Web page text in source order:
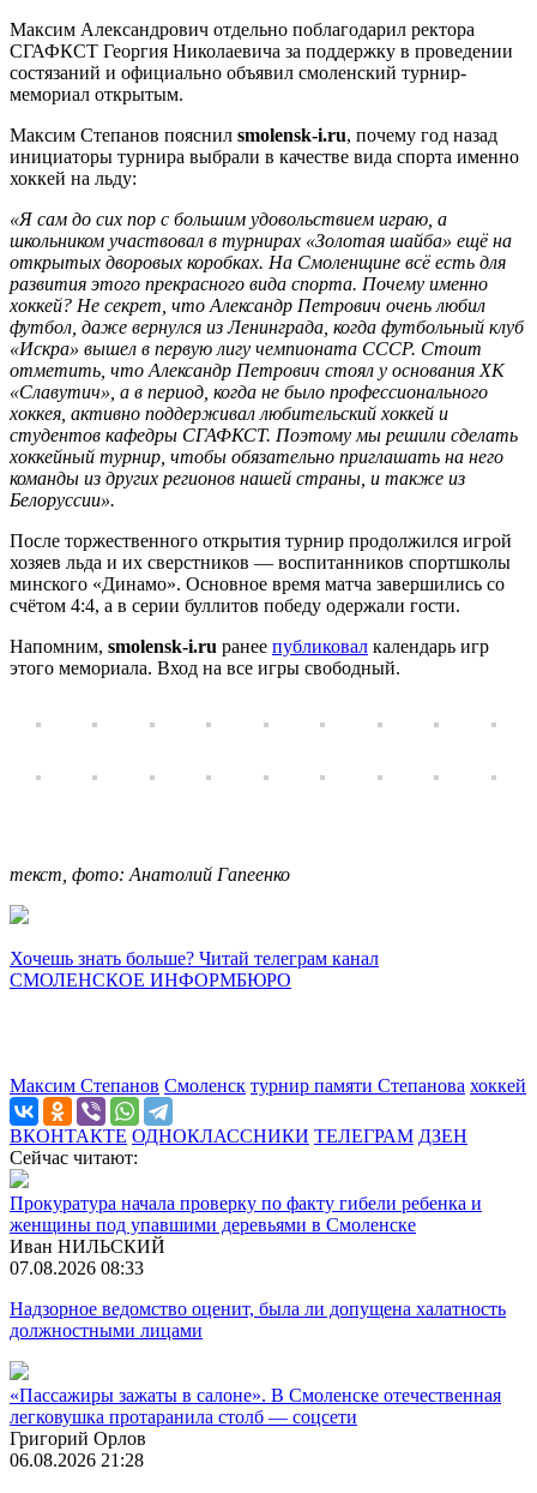
Максим Александрович отдельно поблагодарил ректора
СГАФКСТ Георгия Николаевича за поддержку в проведении
состязаний и официально объявил смоленский турнир-
мемориал открытым.
Максим Степанов пояснил smolensk-i.ru, почему год назад
инициаторы турнира выбрали в качестве вида спорта именно
хоккей на льду:
«Я сам до сих пор с большим удовольствием играю, а
школьником участвовал в турнирах «Золотая шайба» ещё на
открытых дворовых коробках. На Смоленщине всё есть для
развития этого прекрасного вида спорта. Почему именно
хоккей? Не секрет, что Александр Петрович очень любил
футбол, даже вернулся из Ленинграда, когда футбольный клуб
«Искра» вышел в первую лигу чемпионата СССР. Стоит
отметить, что Александр Петрович стоял у основания ХК
«Славутич», а в период, когда не было профессионального
хоккея, активно поддерживал любительский хоккей и
студентов кафедры СГАФКСТ. Поэтому мы решили сделать
хоккейный турнир, чтобы обязательно приглашать на него
команды из других регионов нашей страны, и также из
Белоруссии».
После торжественного открытия турнир продолжился игрой
хозяев льда и их сверстников — воспитанников спортшколы
минского «Динамо». Основное время матча завершились со
счётом 4:4, а в серии буллитов победу одержали гости.
Напомним, smolensk-i.ru ранее публиковал календарь игр
этого мемориала. Вход на все игры свободный.
текст, фото: Анатолий Гапеенко
Хочешь знать больше? Читай телеграм канал
СМОЛЕНСКОЕ ИНФОРМБЮРО
Максим Степанов Смоленск турнир памяти Степанова хоккей
ВКОНТАКТЕ ОДНОКЛАССНИКИ ТЕЛЕГРАМ ДЗЕН
Сейчас читают:
Прокуратура начала проверку по факту гибели ребенка и
женщины под упавшими деревьями в Смоленске
Иван НИЛЬСКИЙ
07.08.2026 08:33
Надзорное ведомство оценит, была ли допущена халатность
должностными лицами
«Пассажиры зажаты в салоне». В Смоленске отечественная
легковушка протаранила столб — соцсети
Григорий Орлов
06.08.2026 21:28